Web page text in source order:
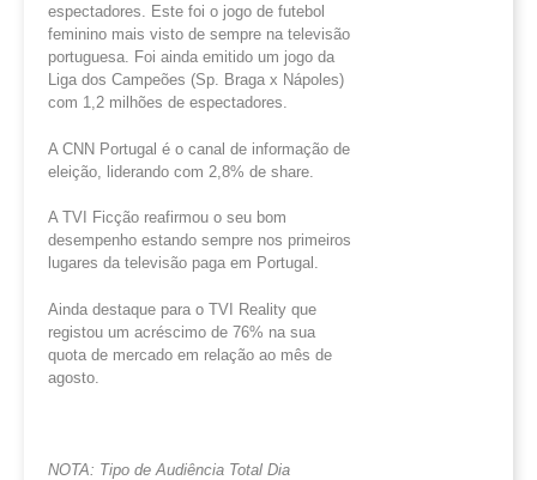
espectadores. Este foi o jogo de futebol
feminino mais visto de sempre na televisão
portuguesa. Foi ainda emitido um jogo da
Liga dos Campeões (Sp. Braga x Nápoles)
com 1,2 milhões de espectadores.
A CNN Portugal é o canal de informação de
eleição, liderando com 2,8% de share.
A TVI Ficção reafirmou o seu bom
desempenho estando sempre nos primeiros
lugares da televisão paga em Portugal.
Ainda destaque para o TVI Reality que
registou um acréscimo de 76% na sua
quota de mercado em relação ao mês de
agosto.
NOTA: Tipo de Audiência Total Dia